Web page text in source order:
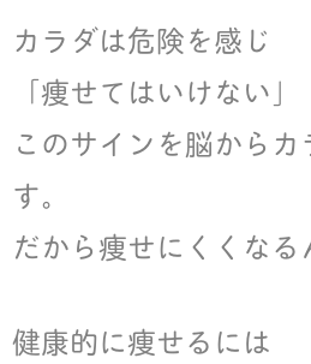
カラダは危険を感じ
「痩せてはいけない」
このサインを脳からカ
す。
だから痩せにくくなる
健康的に痩せるには